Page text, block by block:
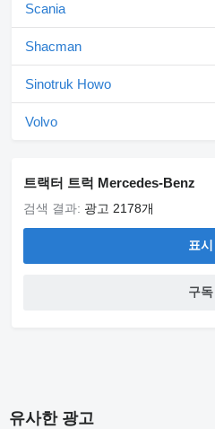
Scania
Shacman
Sinotruk Howo
Volvo
트랙터 트럭 Mercedes-Benz
검색 결과: 광고 2178개
표시
구독
유사한 광고